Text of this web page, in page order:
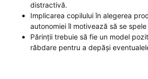
distractivă.
Implicarea copilului în alegerea
autonomiei îl motivează să se
Părinții trebuie să fie un model
răbdare pentru a depăși